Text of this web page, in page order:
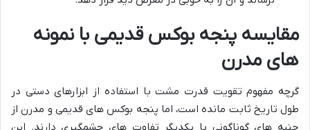
مقایسه پنجه بوکس قدیمی با نمونه
های مدرن
گرچه مفهوم تقویت قدرت مشت با استفاده از ابزارهای دستی در
طول تاریخ ثابت مانده است، اما پنجه بوکس های قدیمی و مدرن از